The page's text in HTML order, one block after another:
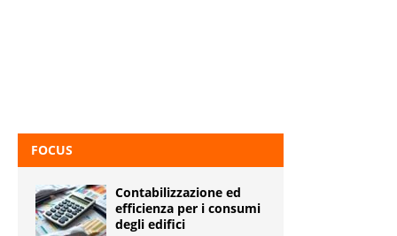
FOCUS
Contabilizzazione ed
efficienza per i consumi
degli edifici